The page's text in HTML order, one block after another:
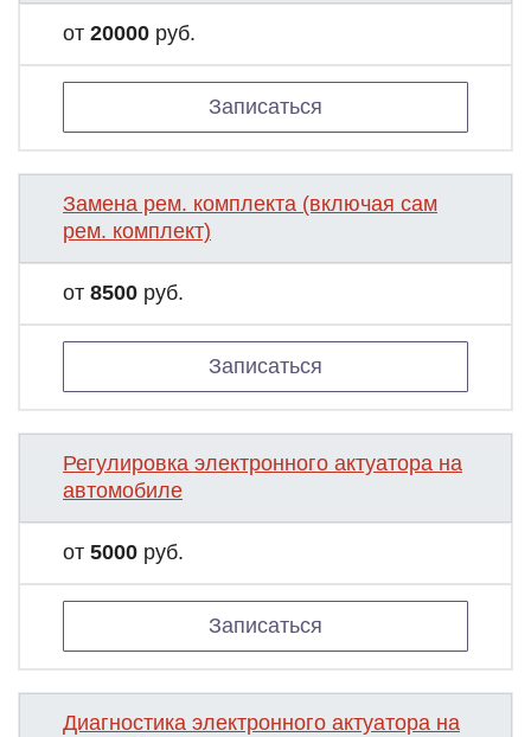
от 20000 руб.
Записаться
Замена рем. комплекта (включая сам
рем. комплект)
от 8500 руб.
Записаться
Регулировка электронного актуатора на
автомобиле
от 5000 руб.
Записаться
Диагностика электронного актуатора на